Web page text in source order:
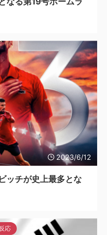
2023/6/12
ッチが史上最多とな
応